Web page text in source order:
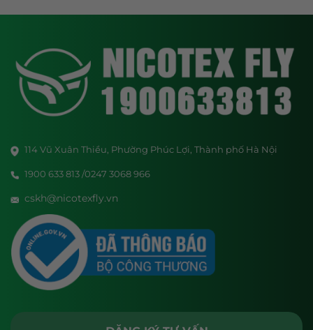
114 Vũ Xuân Thiều, Phường Phúc Lợi, Thành phố Hà Nội
1900 633 813 /0247 3068 966
cskh@nicotexfly.vn